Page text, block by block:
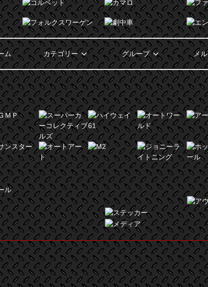
ム カテゴリー グループ メ